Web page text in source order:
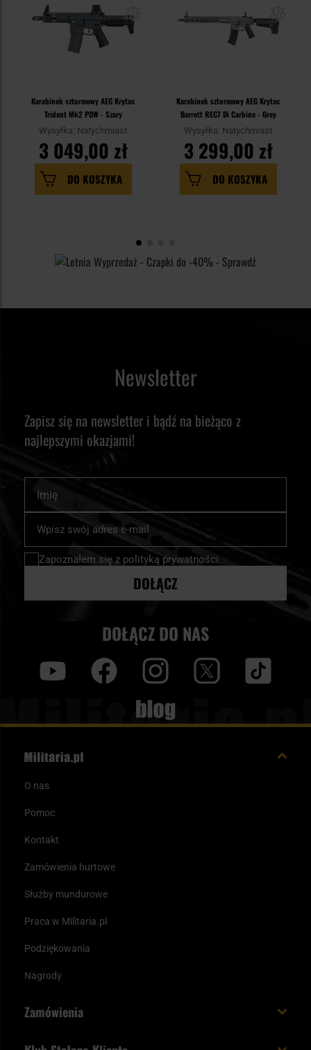
Karabinek szturmowy AEG Krytac
Trident Mk2 PDW - Szary
Wysyłka: Natychmiast
3 049,00 zł
DO KOSZYKA
Karabinek szturmowy AEG Krytac
Barrett REC7 Di Carbine - Grey
Wysyłka: Natychmiast
3 299,00 zł
DO KOSZYKA
Newsletter
Zapisz się na newsletter i bądź na bieżąco z
najlepszymi okazjami!
nasz
newsletter:
Zapoznałem się z polityką prywatności
DOŁĄCZ
DOŁĄCZ DO NAS
Blog
O nas
Pomoc
Kontakt
Zamówienia hurtowe
Służby mundurowe
Praca w Militaria.pl
Podziękowania
Nagrody
Zamówienia